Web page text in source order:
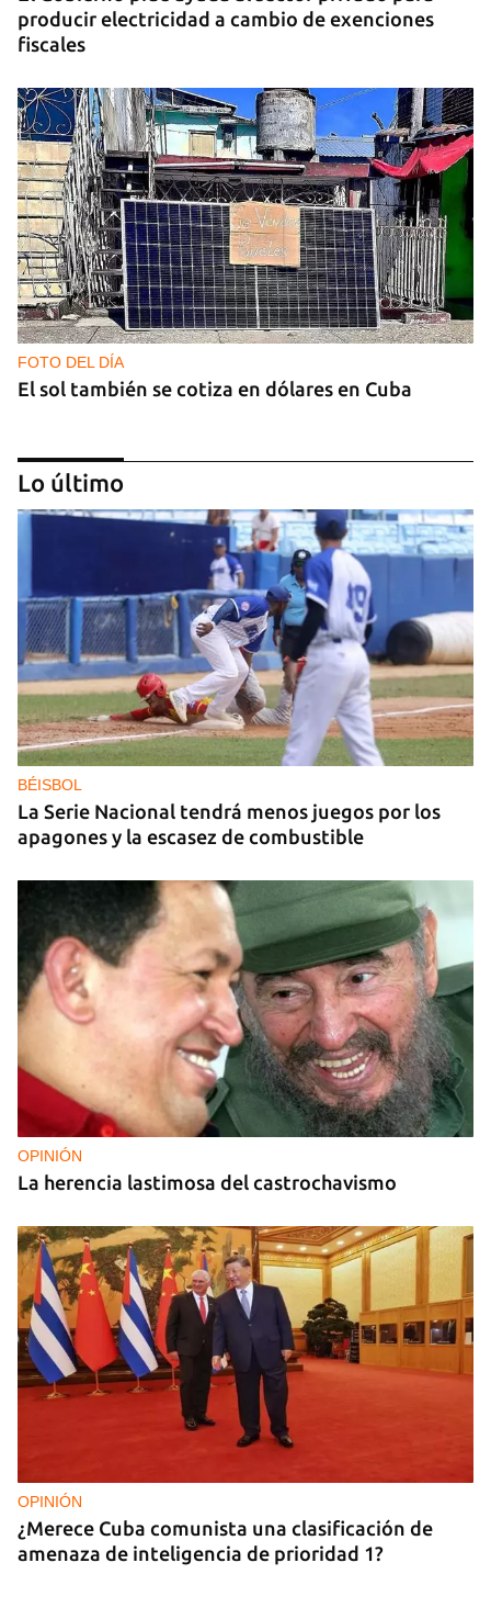
producir electricidad a cambio de exenciones
fiscales
FOTO DEL DÍA
El sol también se cotiza en dólares en Cuba
GAS
Los puntos de ProGas vuelven a cerrar en La
Habana tras agotarse las balitas de gas en
dólares
Lo último
BÉISBOL
La Serie Nacional tendrá menos juegos por los
apagones y la escasez de combustible
OPINIÓN
La herencia lastimosa del castrochavismo
OPINIÓN
¿Merece Cuba comunista una clasificación de
amenaza de inteligencia de prioridad 1?